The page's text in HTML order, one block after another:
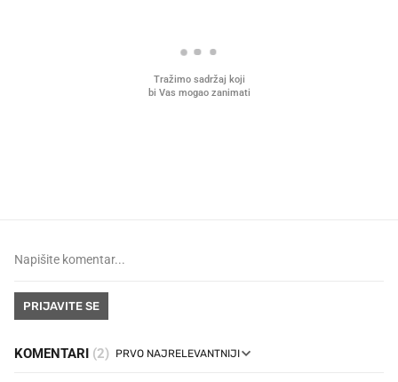
PRIJAVITE SE
KOMENTARI (2)